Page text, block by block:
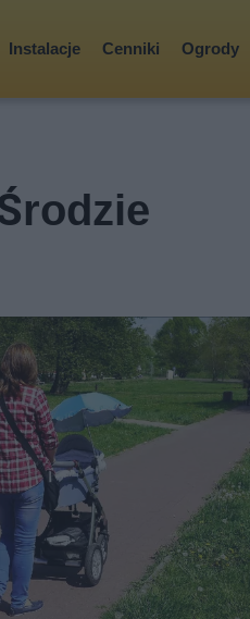
Instalacje Cenniki Ogrody